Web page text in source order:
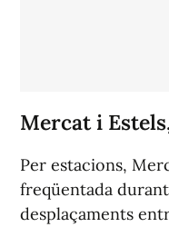
Mercat i
Per estacions,
freqüentada
desplaçaments